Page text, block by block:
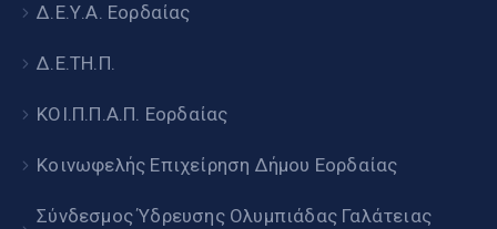
Δ.Ε.Υ.Α. Εορδαίας
Δ.Ε.ΤΗ.Π.
ΚΟΙ.Π.Π.Α.Π. Εορδαίας
Κοινωφελής Επιχείρηση Δήμου Εορδαίας
Σύνδεσμος Ύδρευσης Ολυμπιάδας Γαλάτειας